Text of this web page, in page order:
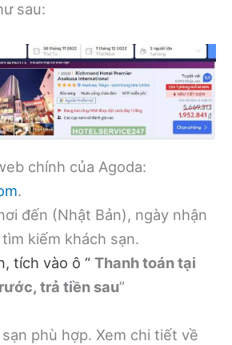
sau:
chính của Agoda:
.
đến (Nhật Bản), ngày nhận
kiếm khách sạn.
tích vào ô “ Thanh toán tại
trả tiền sau”
phù hợp. Xem chi tiết về